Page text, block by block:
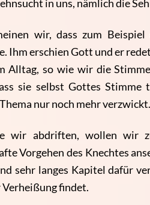
in uns, nämlich die
wir, dass zum
Ihm erschien Gott und er
Alltag, so wie wir die
sie selbst Gottes Stimme
nur noch mehr verzwickt.
wir abdriften, wollen wir
Vorgehen des Knechtes
sehr langes Kapitel dafür
Verheißung findet.